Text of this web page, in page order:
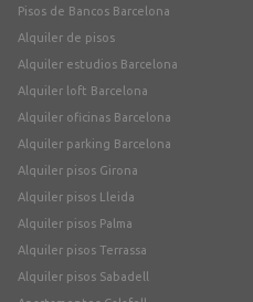
Pisos de Bancos Barcelona
Alquiler de pisos
Alquiler estudios Barcelona
Alquiler loft Barcelona
Alquiler oficinas Barcelona
Alquiler parking Barcelona
Alquiler pisos Girona
Alquiler pisos Lleida
Alquiler pisos Palma
Alquiler pisos Terrassa
Alquiler pisos Sabadell